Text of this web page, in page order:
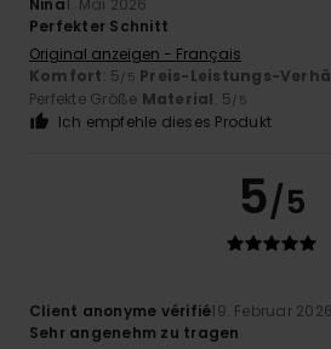
Nina1. Mai 2026
Perfekter Schnitt
Original anzeigen - Français
Komfort: 5/5 Preis-Leistungs-
Perfekte Größe Material: 5/5
Ich empfehle dieses Produkt
5/5
Client anonyme vérifié19. Februar 2026
Sehr angenehm zu tragen